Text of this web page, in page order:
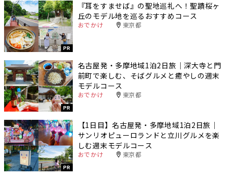
PR
『耳をすませば』の聖地巡礼へ！聖蹟桜ヶ
丘のモデル地を巡るおすすめコース
おでかけ 東京都
PR
名古屋発・多摩地域1泊2日旅｜深大寺と門
前町で楽しむ、そばグルメと癒やしの週末
モデルコース
おでかけ 東京都
PR
【1日目】名古屋発・多摩地域1泊2日旅｜
サンリオピューロランドと立川グルメを楽
しむ週末モデルコース
おでかけ 東京都